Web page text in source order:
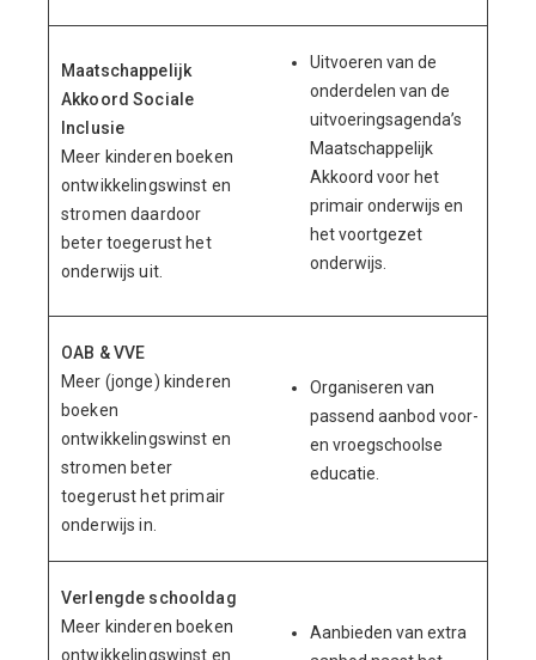
Maatschappelijk
Akkoord Sociale
Inclusie
Meer kinderen boeken
ontwikkelingswinst en
stromen daardoor
beter toegerust het
onderwijs uit.
Uitvoeren van de
onderdelen van de
uitvoeringsagenda’s
Maatschappelijk
Akkoord voor het
primair onderwijs en
het voortgezet
onderwijs.
OAB & VVE
Meer (jonge) kinderen
boeken
ontwikkelingswinst en
stromen beter
toegerust het primair
onderwijs in.
Organiseren van
passend aanbod voor-
en vroegschoolse
educatie.
Verlengde schooldag
Meer kinderen boeken
ontwikkelingswinst en
Aanbieden van extra